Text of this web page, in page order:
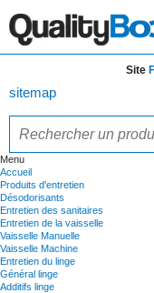
Site
sitemap
Menu
Accueil
Produits d'entretien
Désodorisants
Entretien des sanitaires
Entretien de la vaisselle
Vaisselle Manuelle
Vaisselle Machine
Entretien du linge
Général linge
Additifs linge